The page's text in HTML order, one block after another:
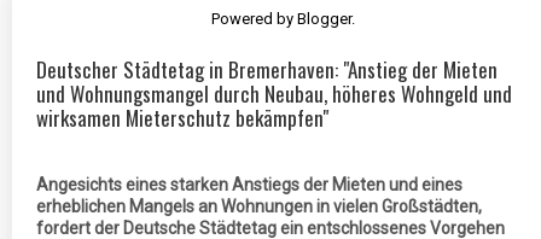
Powered by Blogger.
Deutscher Städtetag in Bremerhaven: "Anstieg der Mieten
und Wohnungsmangel durch Neubau, höheres Wohngeld und
wirksamen Mieterschutz bekämpfen"
Angesichts eines starken Anstiegs der Mieten und eines
erheblichen Mangels an Wohnungen in vielen Großstädten,
fordert der Deutsche Städtetag ein entschlossenes Vorgehen